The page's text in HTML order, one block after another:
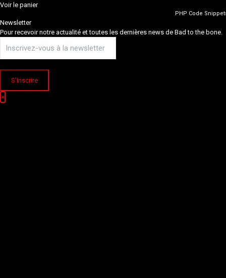
Voir le panier
PHP Code
Newsletter
Pour recevoir notre actualité et toutes les dernières news de Bad to the bone.
×